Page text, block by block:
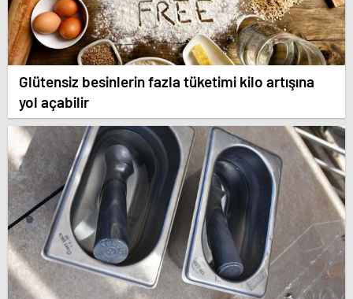
Glütensiz besinlerin fazla tüketimi kilo artışına
yol açabilir